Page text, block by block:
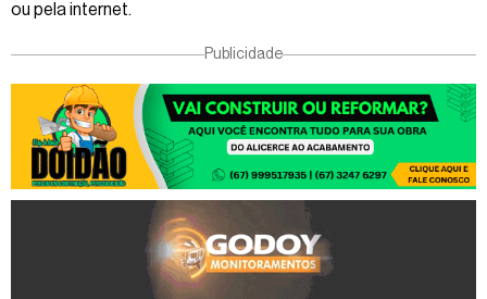
ou pela internet.
Publicidade